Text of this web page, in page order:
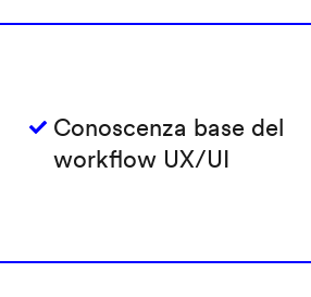
Conoscenza base del
workflow UX/UI